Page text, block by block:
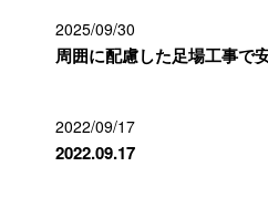
2025/09/30
周囲に配慮した足場工事で
2022/09/17
2022.09.17